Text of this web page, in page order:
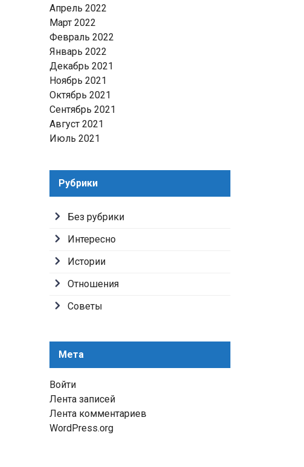
Апрель 2022
Март 2022
Февраль 2022
Январь 2022
Декабрь 2021
Ноябрь 2021
Октябрь 2021
Сентябрь 2021
Август 2021
Июль 2021
Рубрики
Без рубрики
Интересно
Истории
Отношения
Советы
Мета
Войти
Лента записей
Лента комментариев
WordPress.org